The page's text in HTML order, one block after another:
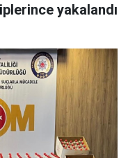
yakalandı